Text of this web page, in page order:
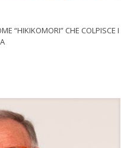
“HIKIKOMORI” CHE COLPISCE I